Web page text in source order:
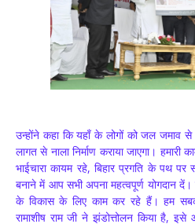
उन्होंने कहा कि यहाँ के लोगों को जल जमाव
लागत से नाला निर्माण कराया जाएगा।
भाईचारा कायम रहे, बिहार प्रगति के पथ
बनाने में आप सभी अपना महत्वपूर्ण योगदान
के विकास के लिए काम कर रहे हैं। हम
रामाशीष राम जी ने झंडोत्तोलन किया है,